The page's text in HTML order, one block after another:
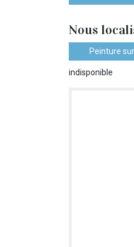
Nous
Peinture
indisponible